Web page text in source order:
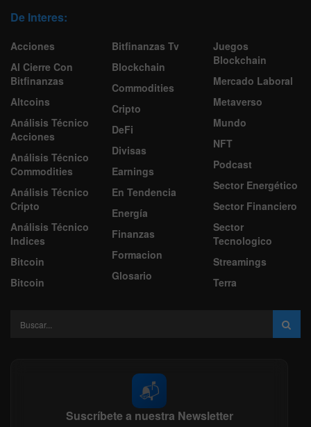
De Interes:
Acciones
Al Cierre Con
Bitfinanzas
Altcoins
Análisis Técnico
Acciones
Análisis Técnico
Commodities
Análisis Técnico
Cripto
Análisis Técnico
Indices
Bitcoin
Bitcoin
Bitfinanzas Tv
Blockchain
Commodities
Cripto
DeFi
Divisas
Earnings
En Tendencia
Energía
Finanzas
Formacion
Glosario
Juegos
Blockchain
Mercado Laboral
Metaverso
Mundo
NFT
Podcast
Sector Energético
Sector Financiero
Sector
Tecnologico
Streamings
Terra
📬
Suscríbete a nuestra Newsletter